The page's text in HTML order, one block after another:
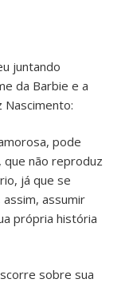
juntando
da Barbie e a
pode
não reproduz
já que se
assumir
própria história
sobre sua